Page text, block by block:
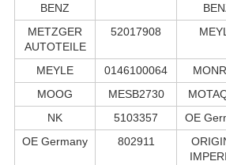
BENZ
METZGER
AUTOTEILE
52017908
MEYLE 0146100064
MOOG
MESB2730
NK
5103357 OE
OE Germany
802911